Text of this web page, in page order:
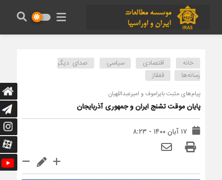
خانه اقتصادی سیاسی
صدای دیگر
رسانه‌ها
قفقاز
پیام‌های مثبت بایراموف و امیرعبداللهیان
پایان موقت تشنج ایران و جمهوری آذربایجان
۱۷ آبان ۱۴۰۰ - ۸:۲۳